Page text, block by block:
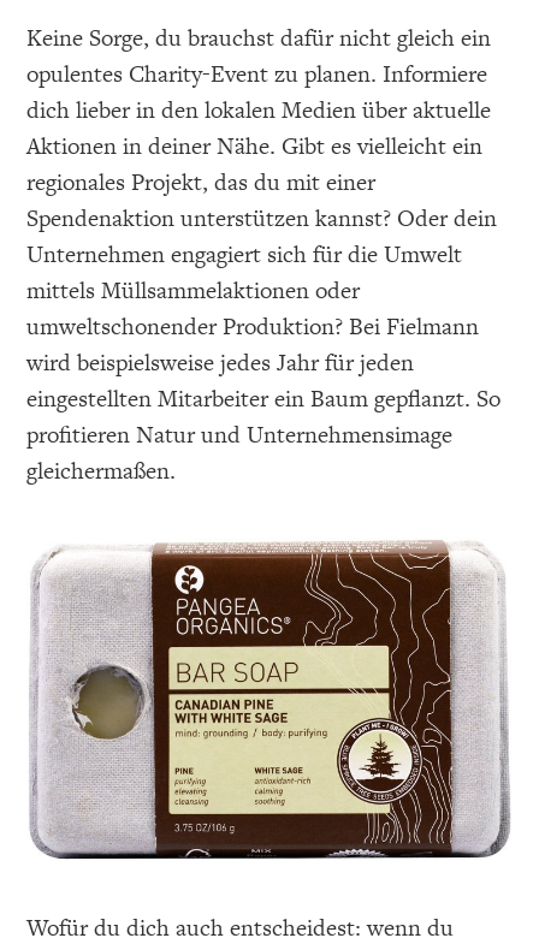
Keine Sorge, du brauchst dafür nicht gleich ein
opulentes Charity-Event zu planen. Informiere
dich lieber in den lokalen Medien über aktuelle
Aktionen in deiner Nähe. Gibt es vielleicht ein
regionales Projekt, das du mit einer
Spendenaktion unterstützen kannst? Oder dein
Unternehmen engagiert sich für die Umwelt
mittels Müllsammelaktionen oder
umweltschonender Produktion? Bei Fielmann
wird beispielsweise jedes Jahr für jeden
eingestellten Mitarbeiter ein Baum gepflanzt. So
profitieren Natur und Unternehmensimage
gleichermaßen.
Wofür du dich auch entscheidest: wenn du